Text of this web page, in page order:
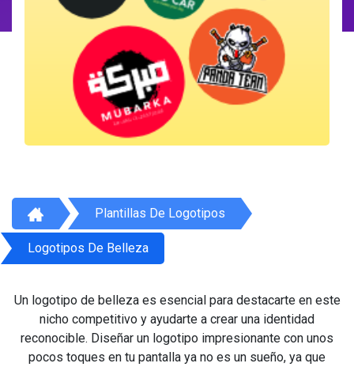
Plantillas De Logotipos
Logotipos De Belleza
Un logotipo de belleza es esencial para destacarte en este
nicho competitivo y ayudarte a crear una identidad
reconocible. Diseñar un logotipo impresionante con unos
pocos toques en tu pantalla ya no es un sueño, ya que